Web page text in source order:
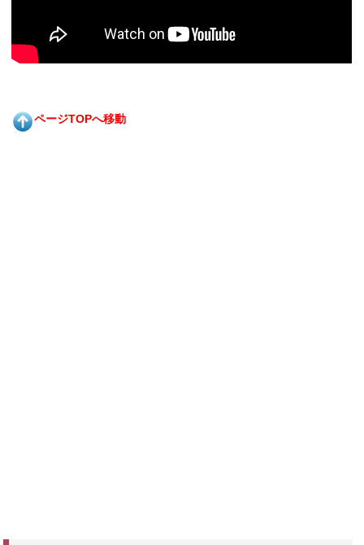
ページTOPへ移動